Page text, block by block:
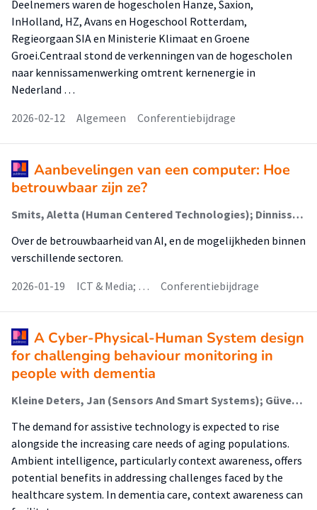
Deelnemers waren de hogescholen Hanze, Saxion,
InHolland, HZ, Avans en Hogeschool Rotterdam,
Regieorgaan SIA en Ministerie Klimaat en Groene
Groei.Centraal stond de verkenningen van de hogescholen
naar kennissamenwerking omtrent kernenergie in
Nederland …
2026-02-12
Algemeen Conferentiebijdrage
Aanbevelingen van een computer: Hoe
betrouwbaar zijn ze?
Smits, Aletta (Human Centered Technologies); Dinnissen, Karlijn
Over de betrouwbaarheid van AI, en de mogelijkheden binnen
verschillende sectoren.
2026-01-19
ICT & Media; … Conferentiebijdrage
A Cyber-Physical-Human System design
for challenging behaviour monitoring in
people with dementia
Kleine Deters, Jan (Sensors And Smart Systems); Güvenatam, Burcu; Lima Silva, J.A.; Bergsma, Ewout (Sensors And Smart Systems); Janus, Sarah I M; Zuidema, Sytse U; Wörtche, Heinrich (Sensors And Smart Systems)
The demand for assistive technology is expected to rise
alongside the increasing care needs of aging populations.
Ambient intelligence, particularly context awareness, offers
potential benefits in addressing challenges faced by the
healthcare system. In dementia care, context awareness can